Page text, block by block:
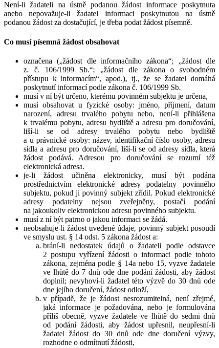
Není-li žadateli na ústně podanou žádost informace poskytnuta
anebo nepovažuje-li žadatel informaci poskytnutou na ústně
podanou žádost za dostačující, je třeba podat žádost písemně.
Co musí písemná žádost obsahovat
označena („žádost dle informačního zákona“; „žádost dle
z. č. 106/1999 Sb.“; „žádost dle zákona o svobodném
přístupu k informacím“, apod.), tj., že se žadatel domáhá
poskytnutí informací podle zákona č. 106/1999 Sb.
musí v ní být určeno, kterému povinném subjektu je určena,
musí obsahovat u fyzické osoby: jméno, příjmení, datum
narození, adresu trvalého pobytu nebo, není-li přihlášena
k trvalému pobytu, adresu bydliště a adresu pro doručování,
liší-li se od adresy trvalého pobytu nebo bydliště
a u právnické osoby: název, identifikační číslo osoby, adresu
sídla a adresu pro doručování, liší-li se od adresy sídla, která
žádost podává. Adresou pro doručování se rozumí též
elektronická adresa.
je-li žádost učiněna elektronicky, musí být podána
prostřednictvím elektronické adresy podatelny povinného
subjektu, pokud ji povinný subjekt zřídil. Pokud elektronické
adresy podatelny nejsou zveřejněny, postačí podání
na jakoukoliv elektronickou adresu povinného subjektu.
musí z ní být patrno o jakou informaci se žádá.
neobsahuje-li žádost uvedené údaje, povinný subjekt posoudí
ve smyslu ust. § 14 odst. 5 zákona žádost a:
brání-li nedostatek údajů o žadateli podle odstavce
2 postupu vyřízení žádosti o informaci podle tohoto
zákona, zejména podle § 14a nebo 15, vyzve žadatele
ve lhůtě do 7 dnů ode dne podání žádosti, aby žádost
doplnil; nevyhoví-li žadatel této výzvě do 30 dnů ode
dne jejího doručení, žádost odloží,
v případě, že je žádost nesrozumitelná, není zřejmé,
jaká informace je požadována, nebo je formulována
příliš obecně, vyzve žadatele ve lhůtě do sedmi dnů
od podání žádosti, aby žádost upřesnil, neupřesní-li
žadatel žádost do 30 dnů ode dne doručení výzvy,
rozhodne o odmítnutí žádosti,